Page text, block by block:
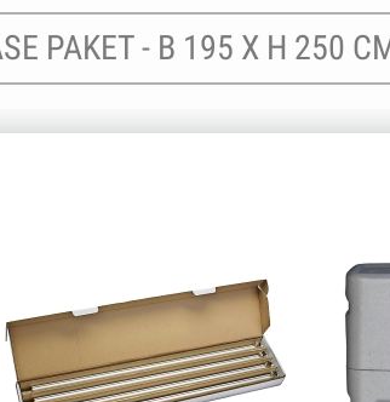
PAKET - B 195 X H 250